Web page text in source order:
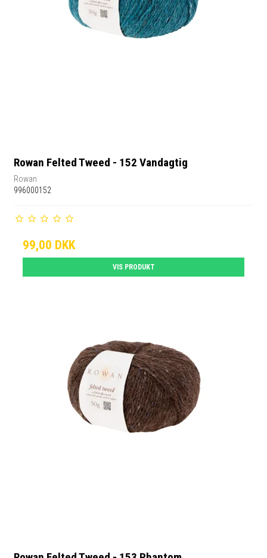
Rowan Felted Tweed - 152 Vandagtig
Rowan
996000152
99,00 DKK
VIS PRODUKT